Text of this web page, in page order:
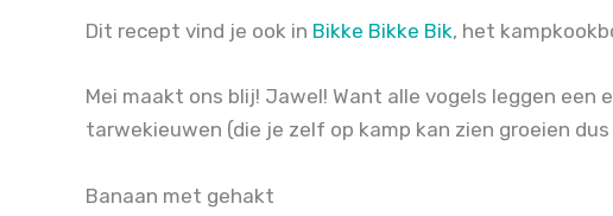
Dit recept vind je ook in Bikke Bikke Bik, het
Mei maakt ons blij! Jawel! Want alle vogels leggen
tarwekieuwen (die je zelf op kamp kan zien groeien
Banaan met gehakt